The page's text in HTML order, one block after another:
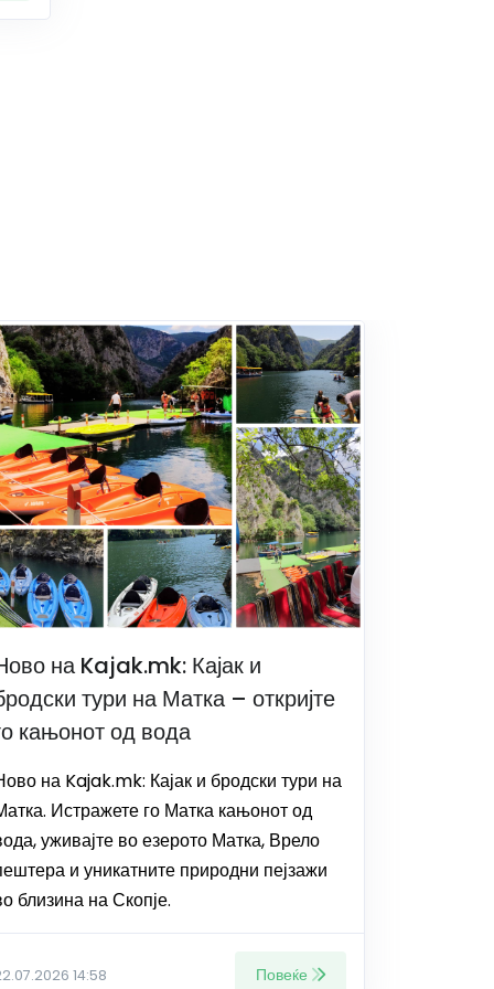
на Kajak.mk: Кајак и
тури на Матка – откријте
кањонот од вода
на Kajak.mk: Кајак и бродски тури на
Истражете го Матка кањонот од
уживајте во езерото Матка, Врело
и уникатните природни пејзажи
близина на Скопје.
14:58 Повеќе